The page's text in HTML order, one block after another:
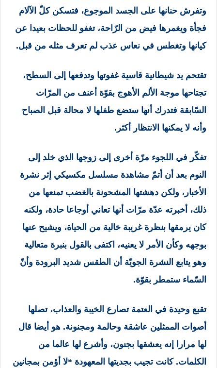
وتفرش حنانها على الجسد الموجوع، فتسكن كلّ الآلام
فجأة ويغمرها فيض من الرّاحة، تغفو للحظات بعيدا عن
كيانها وتغطس في نعاس عذب لم تعرف مثله من قبل.
تقتحم يد شيطانية قاسية غفوتها وتدفعها إلى السطح،
تجتاحها موجة الألم الأهوج بقوّة أعنف من المرّات
السّابقة فتدرك أنها ستضع طفلها لا محالة قبل الصباح
وأنه لا يمكنها الانتظار أكثر.
تفكّر في اللجوء مرّة أخرى إلى زوجها الذي خلد إلى
النوم بعد أن أتمّ مشاهدة مسلسل مكسيكي إثر نشرة
الأخبار، ولكن دهشتها المشحونة بالغضب تمنعها من
ذلك، أخبرته عدّة مرّات أنها تعاني أوجاعا حادة، ولكنه
كان يرمقها بنظرة غريبة خالية من الحياة، ويشيح عنها
بوجهه وكأن الأمر لا يعنيه، اكتفى بالقول بنبرة متعالية
وهو يتابع النشرة الجويّة أن الطقس شديد البرودة وأنّ
السّماء ستمطر بقوّة.
تقبع وحيدة في العتمة تصارع الخيبة والعذاب، تصلها
أصوات الممثلين عاشقة وحالمة ومجنونة. هو أيضا قال
لها مرارا إنه يعشقها بجنون، وأشرع لها عالما من
الكلمات. كانت تجيب بجديتها المعهودة “لا أؤمن بمجانين